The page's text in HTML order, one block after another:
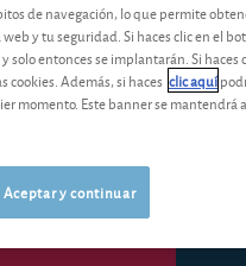
de las
gobierno corporativo
de navegación, lo que permite
y tu seguridad. Si haces clic en el
solo entonces se implantarán. Si haces
Además, si haces clic aquí
momento. Este banner se mantendrá
Aceptar y continuar